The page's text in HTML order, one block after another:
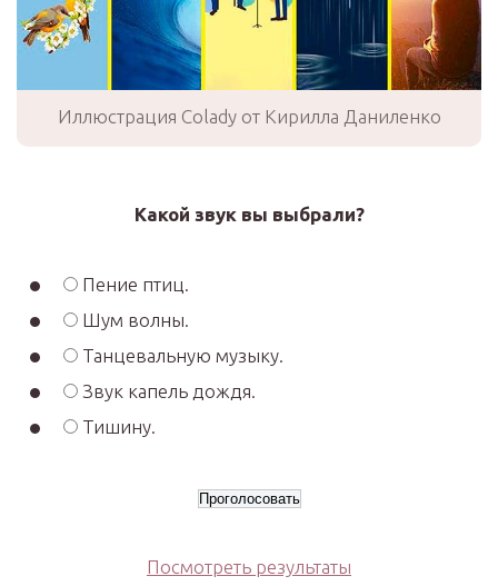
Иллюстрация Colady от Кирилла Даниленко
Какой звук вы выбрали?
Пение птиц.
Шум волны.
Танцевальную музыку.
Звук капель дождя.
Тишину.
Посмотреть результаты